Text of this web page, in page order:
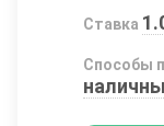
Ставка
Способы